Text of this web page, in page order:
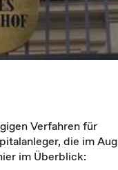
Verfahren für
die im
im Überblick: